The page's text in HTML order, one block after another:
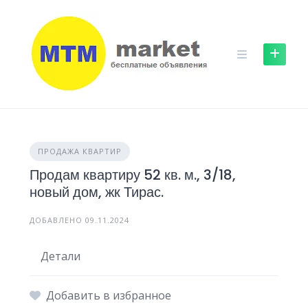
content
ПРОДАЖА КВАРТИР
Продам квартиру 52 кв. м., 3/18,
новый дом, жк Тирас.
ДОБАВЛЕНО 09.11.2024
Детали
Добавить в избранное